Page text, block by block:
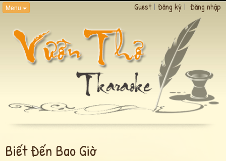
Menu Guest | Đăng ký | Đăng nhập
Biết Đến Bao Giờ